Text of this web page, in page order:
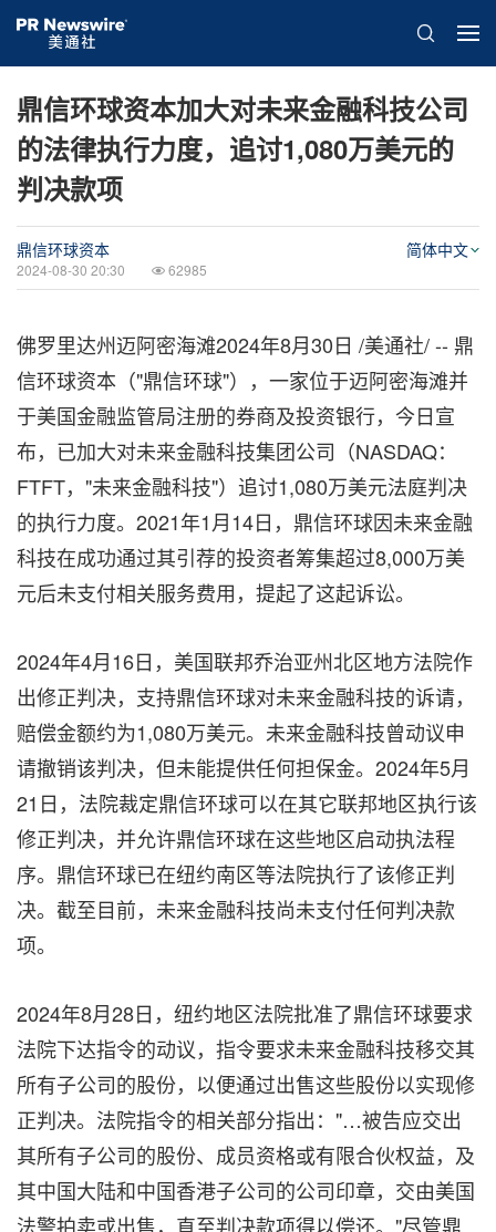
鼎信环球资本加大对未来金融科技公司
的法律执行力度，追讨1,080万美元的
判决款项
鼎信环球资本
2024-08-30 20:30 62985
简体中文
佛罗里达州迈阿密海滩2024年8月30日 /美通社/ -- 鼎
信环球资本（"鼎信环球"），一家位于迈阿密海滩并
于美国金融监管局注册的券商及投资银行， 今日宣
布，已加大对未来金融科技集团公司（NASDAQ：
FTFT，"未来金融科技"）追讨1,080万美元法庭判决
的执行力度。2021年1月14日，鼎信环球因未来金融
科技在成功通过其引荐的投资者筹集超过8,000万美
元后未支付相关服务费用，提起了这起诉讼。
2024年4月16日，美国联邦乔治亚州北区地方法院作
出修正判决，支持鼎信环球对未来金融科技的诉请，
赔偿金额约为1,080万美元。未来金融科技曾动议申
请撤销该判决，但未能提供任何担保金。2024年5月
21日，法院裁定鼎信环球可以在其它联邦地区执行该
修正判决，并允许鼎信环球在这些地区启动执法程
序。鼎信环球已在纽约南区等法院执行了该修正判
决。截至目前，未来金融科技尚未支付任何判决款
项。
2024年8月28日，纽约地区法院批准了鼎信环球要求
法院下达指令的动议，指令要求未来金融科技移交其
所有子公司的股份，以便通过出售这些股份以实现修
正判决。法院指令的相关部分指出："…被告应交出
其所有子公司的股份、成员资格或有限合伙权益，及
其中国大陆和中国香港子公司的公司印章，交由美国
法警拍卖或出售，直至判决款项得以偿还。"尽管鼎